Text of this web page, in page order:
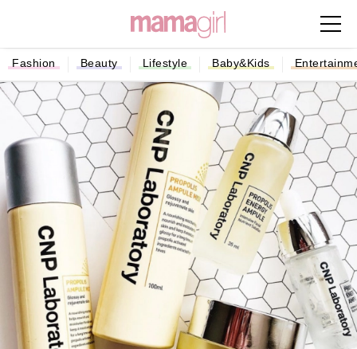
Fashion Beauty Lifestyle Baby&Kids